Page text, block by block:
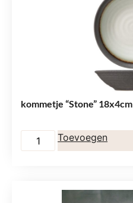
kommetje “Stone” 18x4cm
Toevoegen